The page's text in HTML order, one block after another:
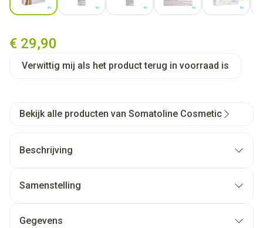
€ 29,90
Verwittig mij als het product terug in voorraad is
Bekijk alle producten van Somatoline Cosmetic
Beschrijving
Samenstelling
Gegevens